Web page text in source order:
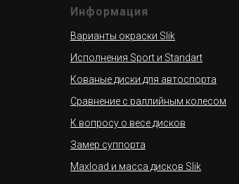
Информация
Варианты окраски Slik
Исполнения Sport и Standart
Кованые диски для автоспорта
Сравнение с раллийным колесом
К вопросу о весе дисков
Замер суппорта
Maxload и масса дисков Slik